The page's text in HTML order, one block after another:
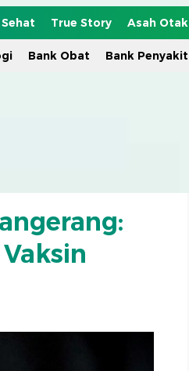
True Story Asah Otak
Bank Obat Bank Penyakit